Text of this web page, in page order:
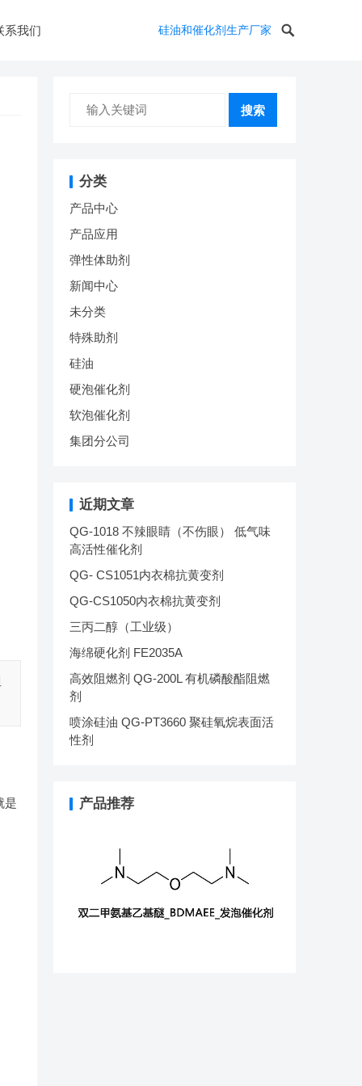
系我们 硅油和催化剂生产厂家
是
搜索
分类
产品中心
产品应用
弹性体助剂
新闻中心
未分类
特殊助剂
硅油
硬泡催化剂
软泡催化剂
集团分公司
近期文章
QG-1018 不辣眼睛（不伤眼） 低气味
高活性催化剂
QG- CS1051内衣棉抗黄变剂
QG-CS1050内衣棉抗黄变剂
三丙二醇（工业级）
海绵硬化剂 FE2035A
高效阻燃剂 QG-200L 有机磷酸酯阻燃
剂
喷涂硅油 QG-PT3660 聚硅氧烷表面活
性剂
产品推荐